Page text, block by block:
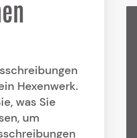
Hexenwerk.
was Sie
um